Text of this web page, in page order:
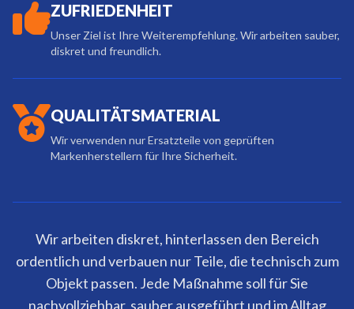
ZUFRIEDENHEIT
Unser Ziel ist Ihre Weiterempfehlung. Wir arbeiten sauber,
diskret und freundlich.
QUALITÄTSMATERIAL
Wir verwenden nur Ersatzteile von geprüften
Markenherstellern für Ihre Sicherheit.
Wir arbeiten diskret, hinterlassen den Bereich
ordentlich und verbauen nur Teile, die technisch zum
Objekt passen. Jede Maßnahme soll für Sie
nachvollziehbar, sauber ausgeführt und im Alltag